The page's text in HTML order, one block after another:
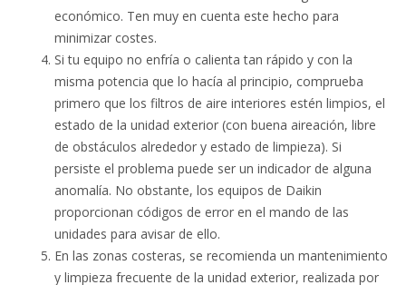
económico. Ten muy en cuenta este hecho para
minimizar costes.
Si tu equipo no enfría o calienta tan rápido y con la
misma potencia que lo hacía al principio, comprueba
primero que los filtros de aire interiores estén limpios, el
estado de la unidad exterior (con buena aireación, libre
de obstáculos alrededor y estado de limpieza). Si
persiste el problema puede ser un indicador de alguna
anomalía. No obstante, los equipos de Daikin
proporcionan códigos de error en el mando de las
unidades para avisar de ello.
En las zonas costeras, se recomienda un mantenimiento
y limpieza frecuente de la unidad exterior, realizada por